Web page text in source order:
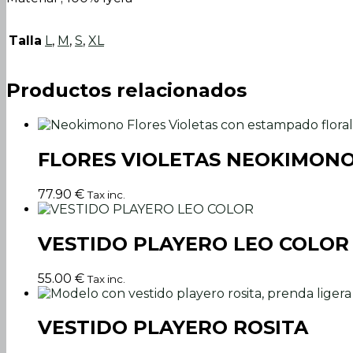
Talla L, M, S, XL
Productos relacionados
FLORES VIOLETAS
77.90 € Tax inc.
VESTIDO PLAYERO LEO COLOR
55.00 € Tax inc.
VESTIDO PLAYERO ROSITA